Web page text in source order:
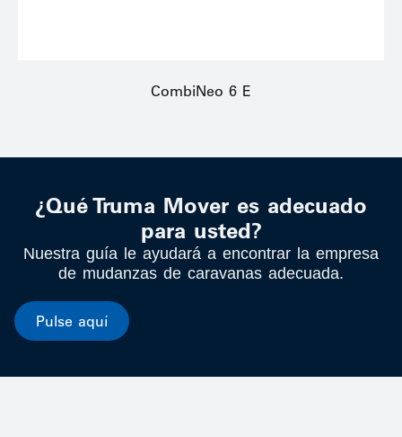
CombiNeo 6 E
¿Qué Truma Mover es adecuado
para usted?
Nuestra guía le ayudará a encontrar la empresa
de mudanzas de caravanas adecuada.
Pulse aquí